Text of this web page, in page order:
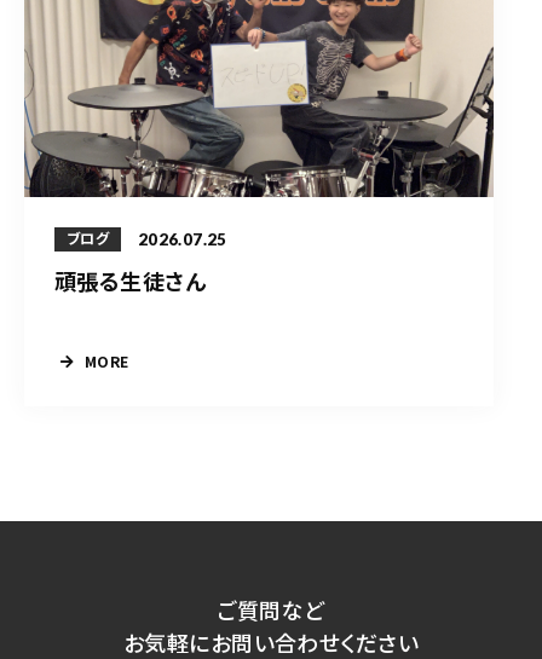
ブログ 2026.07.25
頑張る生徒さん
MORE
ご質問など
お気軽にお問い合わせください